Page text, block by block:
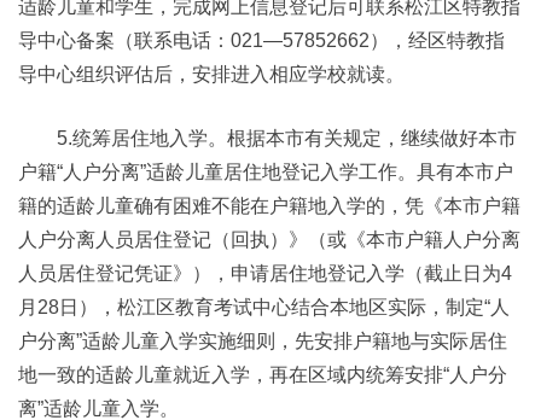
适龄儿童和学生，完成网上信息登记后可联系松江区特教指
导中心备案（联系电话：021—57852662），经区特教指
导中心组织评估后，安排进入相应学校就读。
5.统筹居住地入学。根据本市有关规定，继续做好本市
户籍“人户分离”适龄儿童居住地登记入学工作。具有本市户
籍的适龄儿童确有困难不能在户籍地入学的，凭《本市户籍
人户分离人员居住登记（回执）》（或《本市户籍人户分离
人员居住登记凭证》），申请居住地登记入学（截止日为4
月28日），松江区教育考试中心结合本地区实际，制定“人
户分离”适龄儿童入学实施细则，先安排户籍地与实际居住
地一致的适龄儿童就近入学，再在区域内统筹安排“人户分
离”适龄儿童入学。